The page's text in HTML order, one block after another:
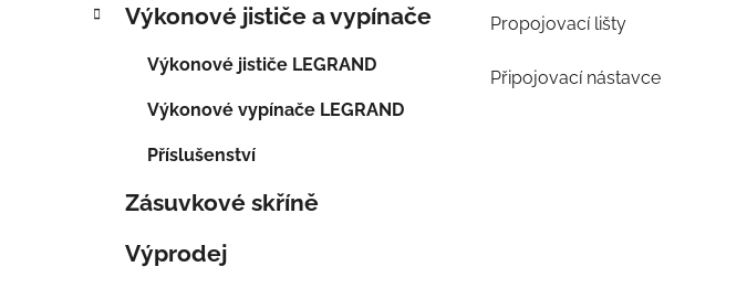
Výkonové jističe a vypínače
Výkonové jističe LEGRAND
Výkonové vypínače LEGRAND
Příslušenství
Zásuvkové skříně
Výprodej
Propojovací lišty
Připojovací nástavce